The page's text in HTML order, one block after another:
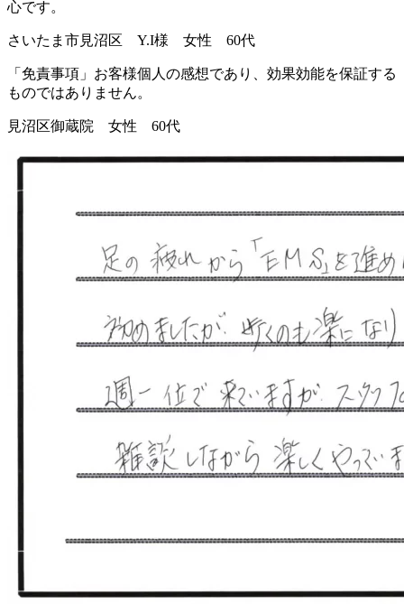
心です。
さいたま市見沼区 Y.I様 女性 60代
「免責事項」お客様個人の感想であり、効果効能を保証する
ものではありません。
見沼区御蔵院 女性 60代